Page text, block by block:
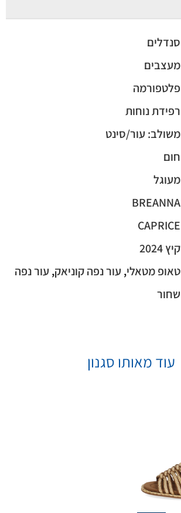
סנדלים
מעצבים
פלטפורמה
רפידת נוחות
משולב: עור/סינט
חום
מעוגל
BREANNA
CAPRICE
קיץ 2024
טאופ מטאלי, עור נפה קוניאק, עור נפה
שחור
עוד מאותו סגנון